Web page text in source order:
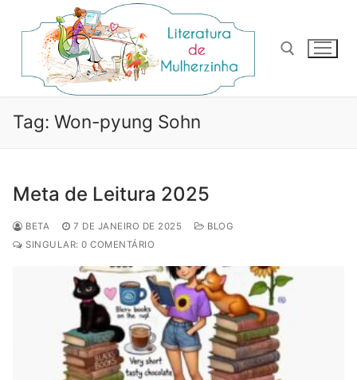
para
conteúdo
Pesquisar por:
Tag: Won-pyung Sohn
Meta de Leitura 2025
BETA 7 DE JANEIRO DE 2025
BLOG
SINGULAR: 0 COMENTÁRIO